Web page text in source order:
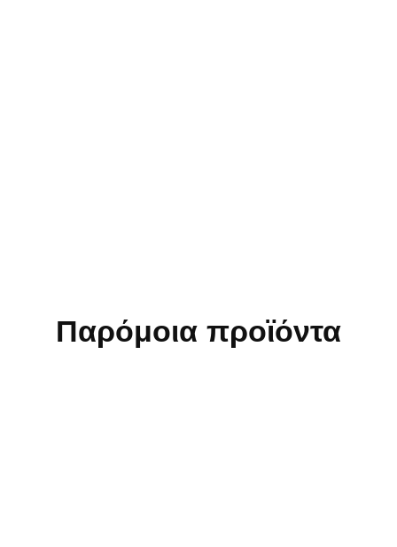
Παρόμοια προϊόντα